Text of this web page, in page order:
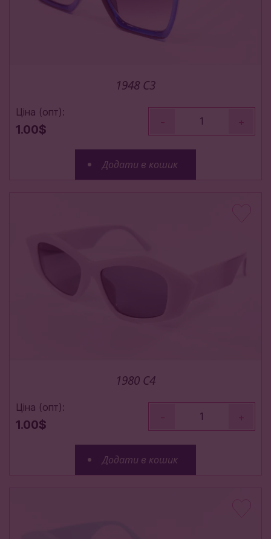
1948 С3
Ціна (опт):
1.00$
- +
Додати в кошик
1980 C4
Ціна (опт):
1.00$
- +
Додати в кошик